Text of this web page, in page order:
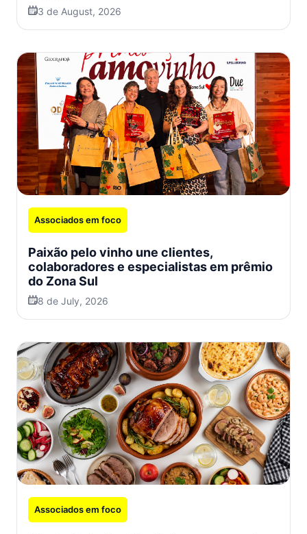
3 de August, 2026
Associados em foco
Paixão pelo vinho une clientes,
colaboradores e especialistas em prêmio
do Zona Sul
8 de July, 2026
Associados em foco